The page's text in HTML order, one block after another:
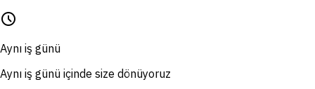
schedule
Aynı iş günü
Aynı iş günü içinde size dönüyoruz